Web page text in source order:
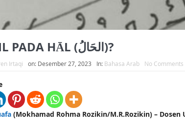
APA ‘ĀMIL PADA HĀL (الحَالُ)?
Irtaqi on: Desember 27, 2023 In: Bahasa Arab No Comments
(Mokhamad Rohma Rozikin/M.R.Rozikin) – Dosen